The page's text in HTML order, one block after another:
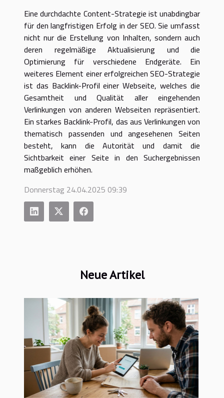
Eine durchdachte Content-Strategie ist unabdingbar
für den langfristigen Erfolg in der SEO. Sie umfasst
nicht nur die Erstellung von Inhalten, sondern auch
deren regelmäßige Aktualisierung und die
Optimierung für verschiedene Endgeräte. Ein
weiteres Element einer erfolgreichen SEO-Strategie
ist das Backlink-Profil einer Webseite, welches die
Gesamtheit und Qualität aller eingehenden
Verlinkungen von anderen Webseiten repräsentiert.
Ein starkes Backlink-Profil, das aus Verlinkungen von
thematisch passenden und angesehenen Seiten
besteht, kann die Autorität und damit die
Sichtbarkeit einer Seite in den Suchergebnissen
maßgeblich erhöhen.
Donnerstag 24.04.2025 09:39
Neue Artikel